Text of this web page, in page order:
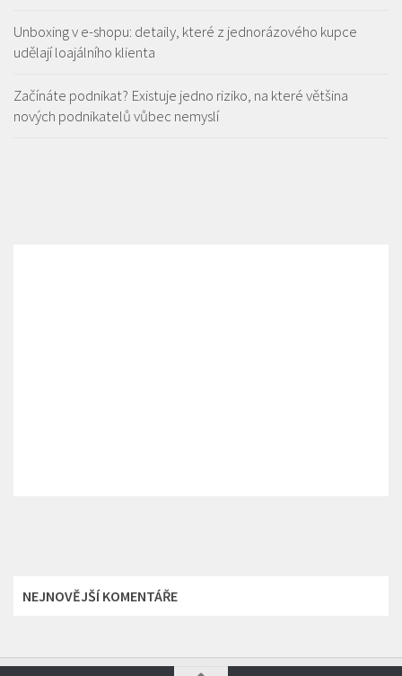
Unboxing v e-shopu: detaily, které z jednorázového kupce
udělají loajálního klienta
Začínáte podnikat? Existuje jedno riziko, na které většina
nových podnikatelů vůbec nemyslí
NEJNOVĚJŠÍ KOMENTÁŘE